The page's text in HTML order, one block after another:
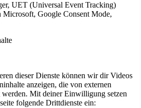
UET (Universal Event Tracking)
Microsoft, Google Consent Mode,
dieser Dienste können wir dir Videos
anzeigen, die von externen
werden. Mit deiner Einwilligung setzen
folgende Drittdienste ein: